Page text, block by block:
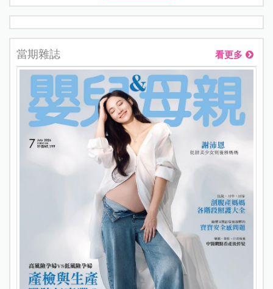
當期雜誌 看更多